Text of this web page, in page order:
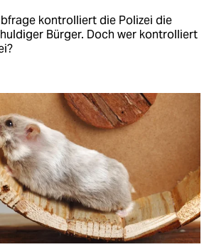
kontrolliert die Polizei die
Bürger. Doch wer kontrolliert